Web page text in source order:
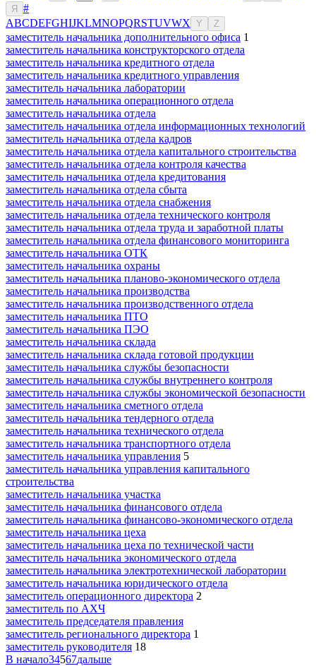
Я
#
ABCDEFGHIJKLMNOPQRSTUVWX Y Z
заместитель начальника дополнительного офиса 1
заместитель начальника конструкторского отдела
заместитель начальника кредитного отдела
заместитель начальника кредитного управления
заместитель начальника лаборатории
заместитель начальника операционного отдела
заместитель начальника отдела
заместитель начальника отдела информационных технологий
заместитель начальника отдела кадров
заместитель начальника отдела капитального строительства
заместитель начальника отдела контроля качества
заместитель начальника отдела кредитования
заместитель начальника отдела сбыта
заместитель начальника отдела снабжения
заместитель начальника отдела технического контроля
заместитель начальника отдела труда и заработной платы
заместитель начальника отдела финансового мониторинга
заместитель начальника ОТК
заместитель начальника охраны
заместитель начальника планово-экономического отдела
заместитель начальника производства
заместитель начальника производственного отдела
заместитель начальника ПТО
заместитель начальника ПЭО
заместитель начальника склада
заместитель начальника склада готовой продукции
заместитель начальника службы безопасности
заместитель начальника службы внутреннего контроля
заместитель начальника службы экономической безопасности
заместитель начальника сметного отдела
заместитель начальника тендерного отдела
заместитель начальника технического отдела
заместитель начальника транспортного отдела
заместитель начальника управления 5
заместитель начальника управления капитального
строительства
заместитель начальника участка
заместитель начальника финансового отдела
заместитель начальника финансово-экономического отдела
заместитель начальника цеха
заместитель начальника цеха по технической части
заместитель начальника экономического отдела
заместитель начальника электротехнической лаборатории
заместитель начальника юридического отдела
заместитель операционного директора 2
заместитель по АХЧ
заместитель председателя правления
заместитель регионального директора 1
заместитель руководителя 18
В начало34567дальше